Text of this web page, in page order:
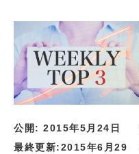
公開: 2015年5月24日
最終更新:2015年6月29